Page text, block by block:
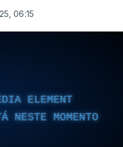
06:15
ELEMENT
NESTE MOMENTO